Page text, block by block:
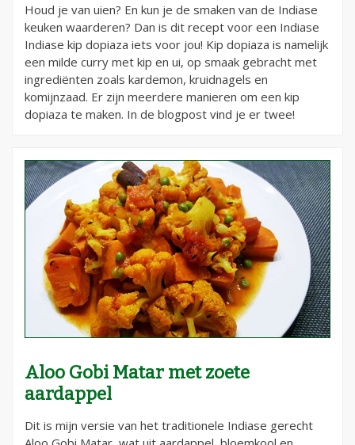
Houd je van uien? En kun je de smaken van de Indiase
keuken waarderen? Dan is dit recept voor een Indiase
Indiase kip dopiaza iets voor jou! Kip dopiaza is namelijk
een milde curry met kip en ui, op smaak gebracht met
ingrediënten zoals kardemon, kruidnagels en
komijnzaad. Er zijn meerdere manieren om een kip
dopiaza te maken. In de blogpost vind je er twee!
Aloo Gobi Matar met zoete
aardappel
Dit is mijn versie van het traditionele Indiase gerecht